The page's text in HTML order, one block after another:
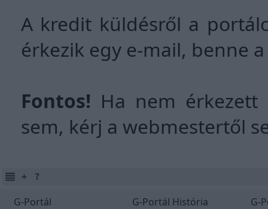
A kredit küldésről a
érkezik egy e-mail, benne
Fontos! Ha nem
sem, kérj a webmestertől
G-Portál G-Portál História G-